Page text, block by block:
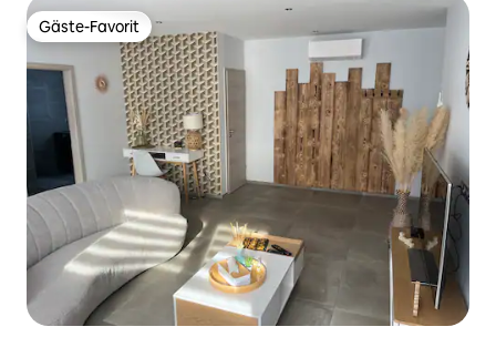
Gäste-Favorit
Gäste-Favorit